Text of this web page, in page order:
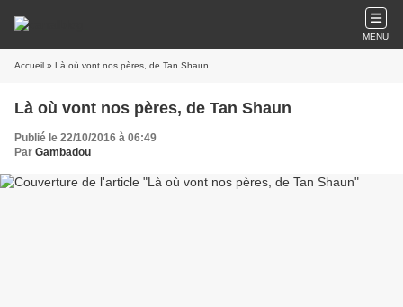
MENU
Accueil » Là où vont nos pères, de Tan Shaun
Là où vont nos pères, de Tan Shaun
Publié le 22/10/2016 à 06:49
Par Gambadou